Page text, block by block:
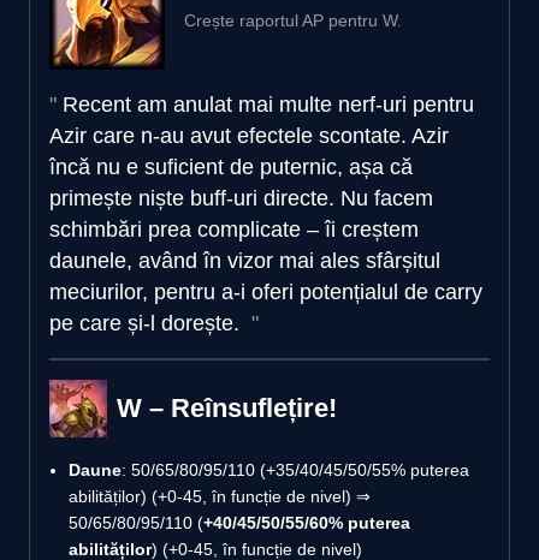
Crește raportul AP pentru W.
Recent am anulat mai multe nerf-uri pentru
Azir care n-au avut efectele scontate. Azir
încă nu e suficient de puternic, așa că
primește niște buff-uri directe. Nu facem
schimbări prea complicate – îi creștem
daunele, având în vizor mai ales sfârșitul
meciurilor, pentru a-i oferi potențialul de carry
pe care și-l dorește.
W – Reînsuflețire!
Daune: 50/65/80/95/110 (+35/40/45/50/55% puterea
abilităților) (+0-45, în funcție de nivel) ⇒
50/65/80/95/110 (+40/45/50/55/60% puterea
abilităților) (+0-45, în funcție de nivel)